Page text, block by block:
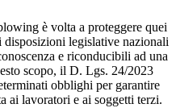
è volta a proteggere quei
legislative nazionali
e riconducibili ad una
scopo, il D. Lgs. 24/2023
obblighi per garantire
ai lavoratori e ai soggetti terzi.